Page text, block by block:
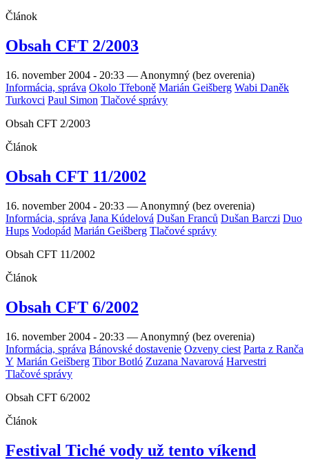
Článok
Obsah CFT 2/2003
16. november 2004 - 20:33 — Anonymný (bez overenia)
Informácia, správa Okolo Třeboně Marián Geišberg Wabi Daněk
Turkovci Paul Simon Tlačové správy
Obsah CFT 2/2003
Článok
Obsah CFT 11/2002
16. november 2004 - 20:33 — Anonymný (bez overenia)
Informácia, správa Jana Kúdelová Dušan Franců Dušan Barczi Duo
Hups Vodopád Marián Geišberg Tlačové správy
Obsah CFT 11/2002
Článok
Obsah CFT 6/2002
16. november 2004 - 20:33 — Anonymný (bez overenia)
Informácia, správa Bánovské dostavenie Ozveny ciest Parta z Ranča
Y Marián Geišberg Tibor Botló Zuzana Navarová Harvestri
Tlačové správy
Obsah CFT 6/2002
Článok
Festival Tiché vody už tento víkend